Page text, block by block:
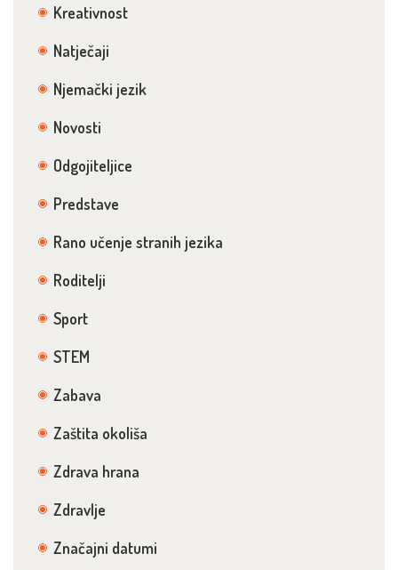
Kreativnost
Natječaji
Njemački jezik
Novosti
Odgojiteljice
Predstave
Rano učenje stranih jezika
Roditelji
Sport
STEM
Zabava
Zaštita okoliša
Zdrava hrana
Zdravlje
Značajni datumi